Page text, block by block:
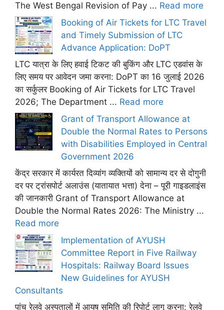
The West Bengal Revision of Pay ... Read more
Booking of Air Tickets for LTC Travel
and Timely Submission of LTC
Advance Application: DoPT
LTC यात्रा के लिए हवाई टिकट की बुकिंग और LTC एडवांस के
लिए समय पर आवेदन जमा करना: DoPT का 16 जुलाई 2026
का सर्कुलर Booking of Air Tickets for LTC Travel
2026; The Department ... Read more
Grant of Transport Allowance at
Double the Normal Rates to Persons
with Disabilities Employed in Central
Government 2026
केंद्र सरकार में कार्यरत दिव्यांग व्यक्तियों को सामान्य दर से दोगुनी
दर पर ट्रांसपोर्ट अलाउंस (यातायात भत्ता) देना – पूरी गाइडलाइंस
की जानकारी Grant of Transport Allowance at
Double the Normal Rates 2026: The Ministry ...
Read more
Implementation of AYUSH
Committee Report in Five Railway
Hospitals: Railway Board Issues
New Guidelines for AYUSH
Consultants
पांच रेलवे अस्पतालों में आयुष समिति की रिपोर्ट लागू करना: रेलवे